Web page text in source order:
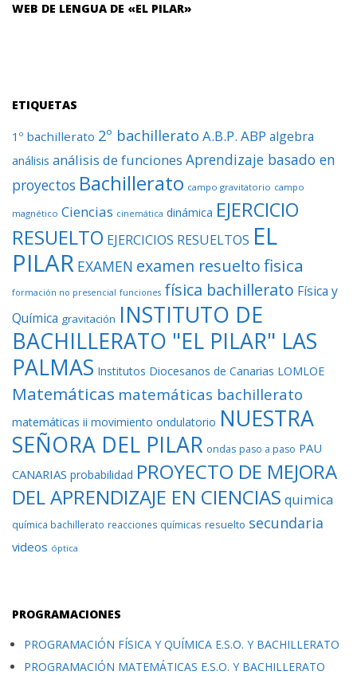
WEB DE LENGUA DE «EL PILAR»
ETIQUETAS
1º bachillerato 2º bachillerato A.B.P. ABP algebra
análisis análisis de funciones Aprendizaje basado en
proyectos Bachillerato campo gravitatorio campo
magnético Ciencias cinemática dinámica EJERCICIO
RESUELTO EJERCICIOS RESUELTOS EL
PILAR EXAMEN examen resueltofisica
formación no presencial funciones física bachillerato Física y
Química gravitación INSTITUTO DE
BACHILLERATO "EL PILAR" LAS
PALMAS Institutos Diocesanos de Canarias LOMLOE
Matemáticas matemáticas bachillerato
matemáticas ii movimiento ondulatorio NUESTRA
SEÑORA DEL PILAR ondas paso a paso PAU
CANARIAS probabilidad PROYECTO DE MEJORA
DEL APRENDIZAJE EN CIENCIAS quimica
química bachillerato reacciones químicas resuelto secundaria
videos óptica
PROGRAMACIONES
PROGRAMACIÓN FÍSICA Y QUÍMICA E.S.O. Y BACHILLERATO
PROGRAMACIÓN MATEMÁTICAS E.S.O. Y BACHILLERATO